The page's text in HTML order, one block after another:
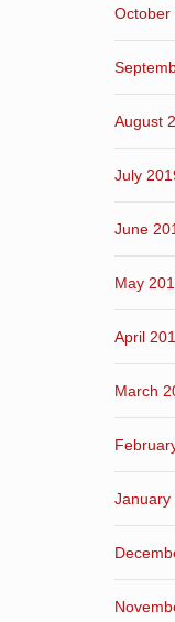
October
August
July
June
May
April
March
January